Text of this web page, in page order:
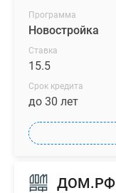
Программа
Новостройка
Ставка
15.5
Срок кредита
до 30 лет
ДОМ.РФ